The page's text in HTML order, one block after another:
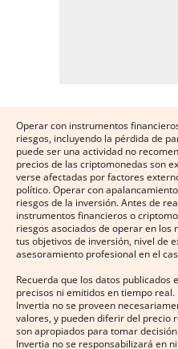
Operar con instrumentos
riesgos, incluyendo la pérdida de
puede ser una actividad no
precios de las criptomonedas son
verse afectadas por factores
político. Operar con
riesgos de la inversión. Antes de
instrumentos financieros o
riesgos asociados de operar en
tus objetivos de inversión, nivel de
asesoramiento profesional en el
Recuerda que los datos publicados
precisos ni emitidos en tiempo
Invertia no se proveen
valores, y pueden diferir del precio
son apropiados para tomar
Invertia no se responsabilizará en